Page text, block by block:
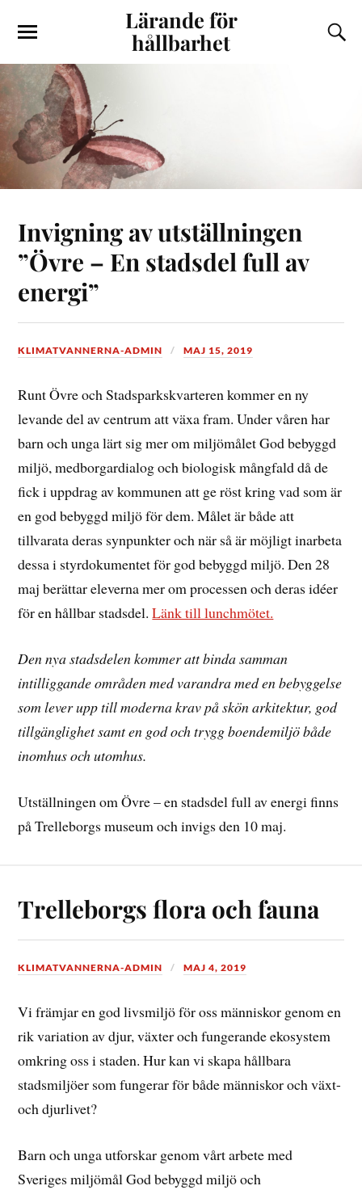
Lärande för
hållbarhet
Invigning av utställningen
”Övre – En stadsdel full av
energi”
KLIMATVANNERNA-ADMIN MAJ 15, 2019
Runt Övre och Stadsparkskvarteren kommer en ny
levande del av centrum att växa fram. Under våren har
barn och unga lärt sig mer om miljömålet God bebyggd
miljö, medborgardialog och biologisk mångfald då de
fick i uppdrag av kommunen att ge röst kring vad som är
en god bebyggd miljö för dem. Målet är både att
tillvarata deras synpunkter och när så är möjligt inarbeta
dessa i styrdokumentet för god bebyggd miljö. Den 28
maj berättar eleverna mer om processen och deras idéer
för en hållbar stadsdel.Länk till lunchmötet.
Den nya stadsdelen kommer att binda samman
intilliggande områden med varandra med en bebyggelse
som lever upp till moderna krav på skön arkitektur, god
tillgänglighet samt en god och trygg boendemiljö både
inomhus och utomhus.
Utställningen om Övre – en stadsdel full av energi finns
på Trelleborgs museum och invigs den 10 maj.
Trelleborgs flora och fauna
KLIMATVANNERNA-ADMIN MAJ 4, 2019
Vi främjar en god livsmiljö för oss människor genom en
rik variation av djur, växter och fungerande ekosystem
omkring oss i staden. Hur kan vi skapa hållbara
stadsmiljöer som fungerar för både människor och växt-
och djurlivet?
Barn och unga utforskar genom vårt arbete med
Sveriges miljömål God bebyggd miljö och